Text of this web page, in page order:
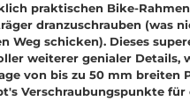
praktischen Bike-
dranzuschrauben (was
Weg schicken). Dieses
weiterer genialer Details,
von bis zu 50 mm breiten
Verschraubungspunkte für